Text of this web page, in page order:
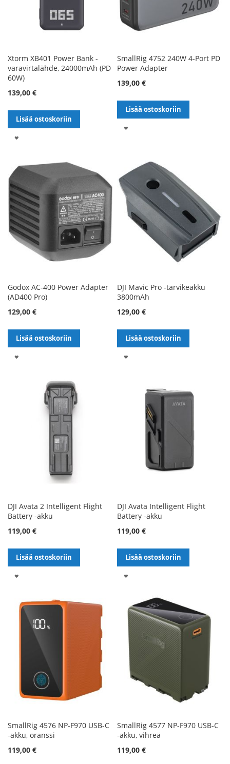
Xtorm XB401 Power Bank -
varavirtalähde, 24000mAh (PD
60W)
139,00 €
Lisää ostoskoriin
SmallRig 4752 240W 4-Port PD
Power Adapter
139,00 €
Lisää ostoskoriin
Godox AC-400 Power Adapter
(AD400 Pro)
129,00 €
Lisää ostoskoriin
DJI Mavic Pro -tarvikeakku
3800mAh
129,00 €
Lisää ostoskoriin
DJI Avata 2 Intelligent Flight
Battery -akku
119,00 €
Lisää ostoskoriin
DJI Avata Intelligent Flight
Battery -akku
119,00 €
Lisää ostoskoriin
SmallRig 4576 NP-F970 USB-C
-akku, oranssi
119,00 €
SmallRig 4577 NP-F970 USB-C
-akku, vihreä
119,00 €